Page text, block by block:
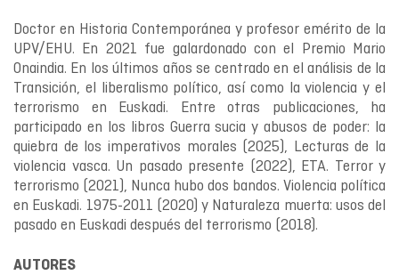
Doctor en Historia Contemporánea y profesor emérito de la
UPV/EHU. En 2021 fue galardonado con el Premio Mario
Onaindia. En los últimos años se centrado en el análisis de la
Transición, el liberalismo político, así como la violencia y el
terrorismo en Euskadi. Entre otras publicaciones, ha
participado en los libros Guerra sucia y abusos de poder: la
quiebra de los imperativos morales (2025), Lecturas de la
violencia vasca. Un pasado presente (2022), ETA. Terror y
terrorismo (2021), Nunca hubo dos bandos. Violencia política
en Euskadi. 1975-2011 (2020) y Naturaleza muerta: usos del
pasado en Euskadi después del terrorismo (2018).
AUTORES